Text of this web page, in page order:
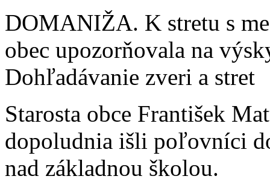
DOMANIŽA. K stretu s
obec upozorňovala na
Dohľadávanie zveri a stret
Starosta obce František
dopoludnia išli poľovníci
nad základnou školou.